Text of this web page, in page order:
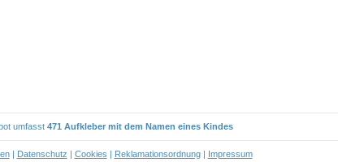
umfasst 471 Aufkleber mit dem Namen eines Kindes
| Datenschutz | Cookies | Reklamationsordnung| Impressum